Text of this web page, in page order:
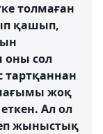
толмаған
қашып,
оны сол
тартқаннан
жоқ
Ал ол
жыныстық